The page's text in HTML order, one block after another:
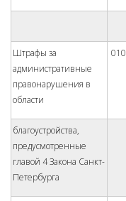
Штрафы за
административные
правонарушения в
области
010
благоустройства,
предусмотренные
главой 4 Закона Санкт-
Петербурга